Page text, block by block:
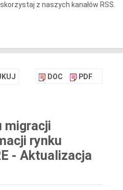
z naszych kanałów RSS.
DOC PDF
migracji
rynku
- Aktualizacja